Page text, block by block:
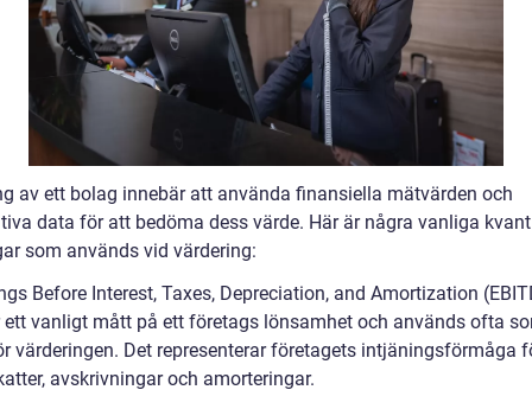
av ett bolag innebär att använda finansiella mätvärden och
data för att bedöma dess värde. Här är några vanliga
som används vid värdering:
Before Interest, Taxes, Depreciation, and Amortization
ett vanligt mått på ett företags lönsamhet och används ofta
värderingen. Det representerar företagets intjäningsförmåga
avskrivningar och amorteringar.